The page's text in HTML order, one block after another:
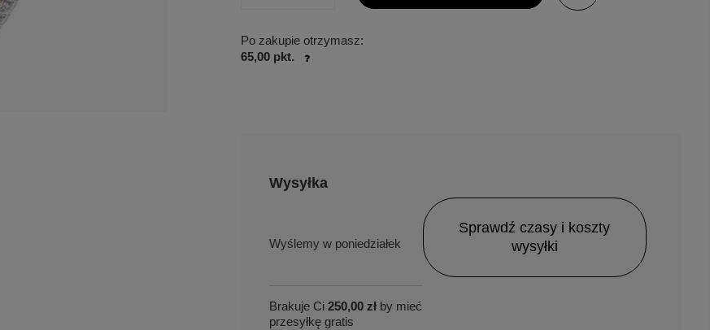
Po zakupie otrzymasz:
65,00 pkt.
Wysyłka
w poniedziałek
Brakuje Ci 250,00 zł by mieć
przesyłkę gratis
Sprawdź czasy i koszty
wysyłki